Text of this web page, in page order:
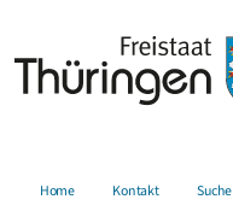
Home Kontakt Suche